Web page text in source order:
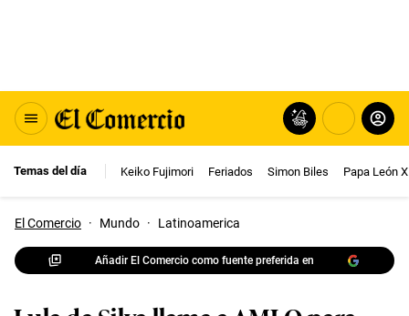
Temas del día Keiko Fujimori Feriados Simon Biles Papa León
El Comercio · Mundo · Latinoamerica
Añadir El Comercio como fuente preferida en